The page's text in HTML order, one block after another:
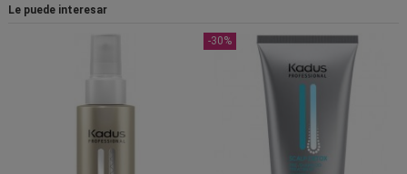
Le puede interesar
-30%